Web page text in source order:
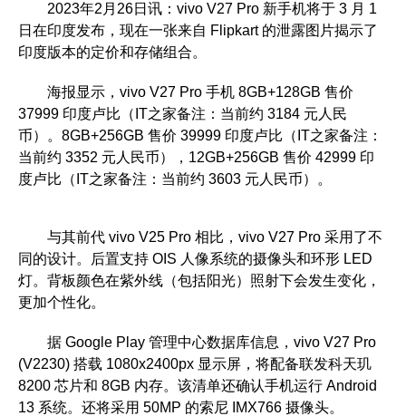
2023年2月26日讯：vivo V27 Pro 新手机将于 3 月 1
日在印度发布，现在一张来自 Flipkart 的泄露图片揭示了
印度版本的定价和存储组合。
海报显示，vivo V27 Pro 手机 8GB+128GB 售价
37999 印度卢比（IT之家备注：当前约 3184 元人民
币）。8GB+256GB 售价 39999 印度卢比（IT之家备注：
当前约 3352 元人民币），12GB+256GB 售价 42999 印
度卢比（IT之家备注：当前约 3603 元人民币）。
与其前代 vivo V25 Pro 相比，vivo V27 Pro 采用了不
同的设计。后置支持 OIS 人像系统的摄像头和环形 LED
灯。背板颜色在紫外线（包括阳光）照射下会发生变化，
更加个性化。
据 Google Play 管理中心数据库信息，vivo V27 Pro
(V2230) 搭载 1080x2400px 显示屏，将配备联发科天玑
8200 芯片和 8GB 内存。该清单还确认手机运行 Android
13 系统。还将采用 50MP 的索尼 IMX766 摄像头。